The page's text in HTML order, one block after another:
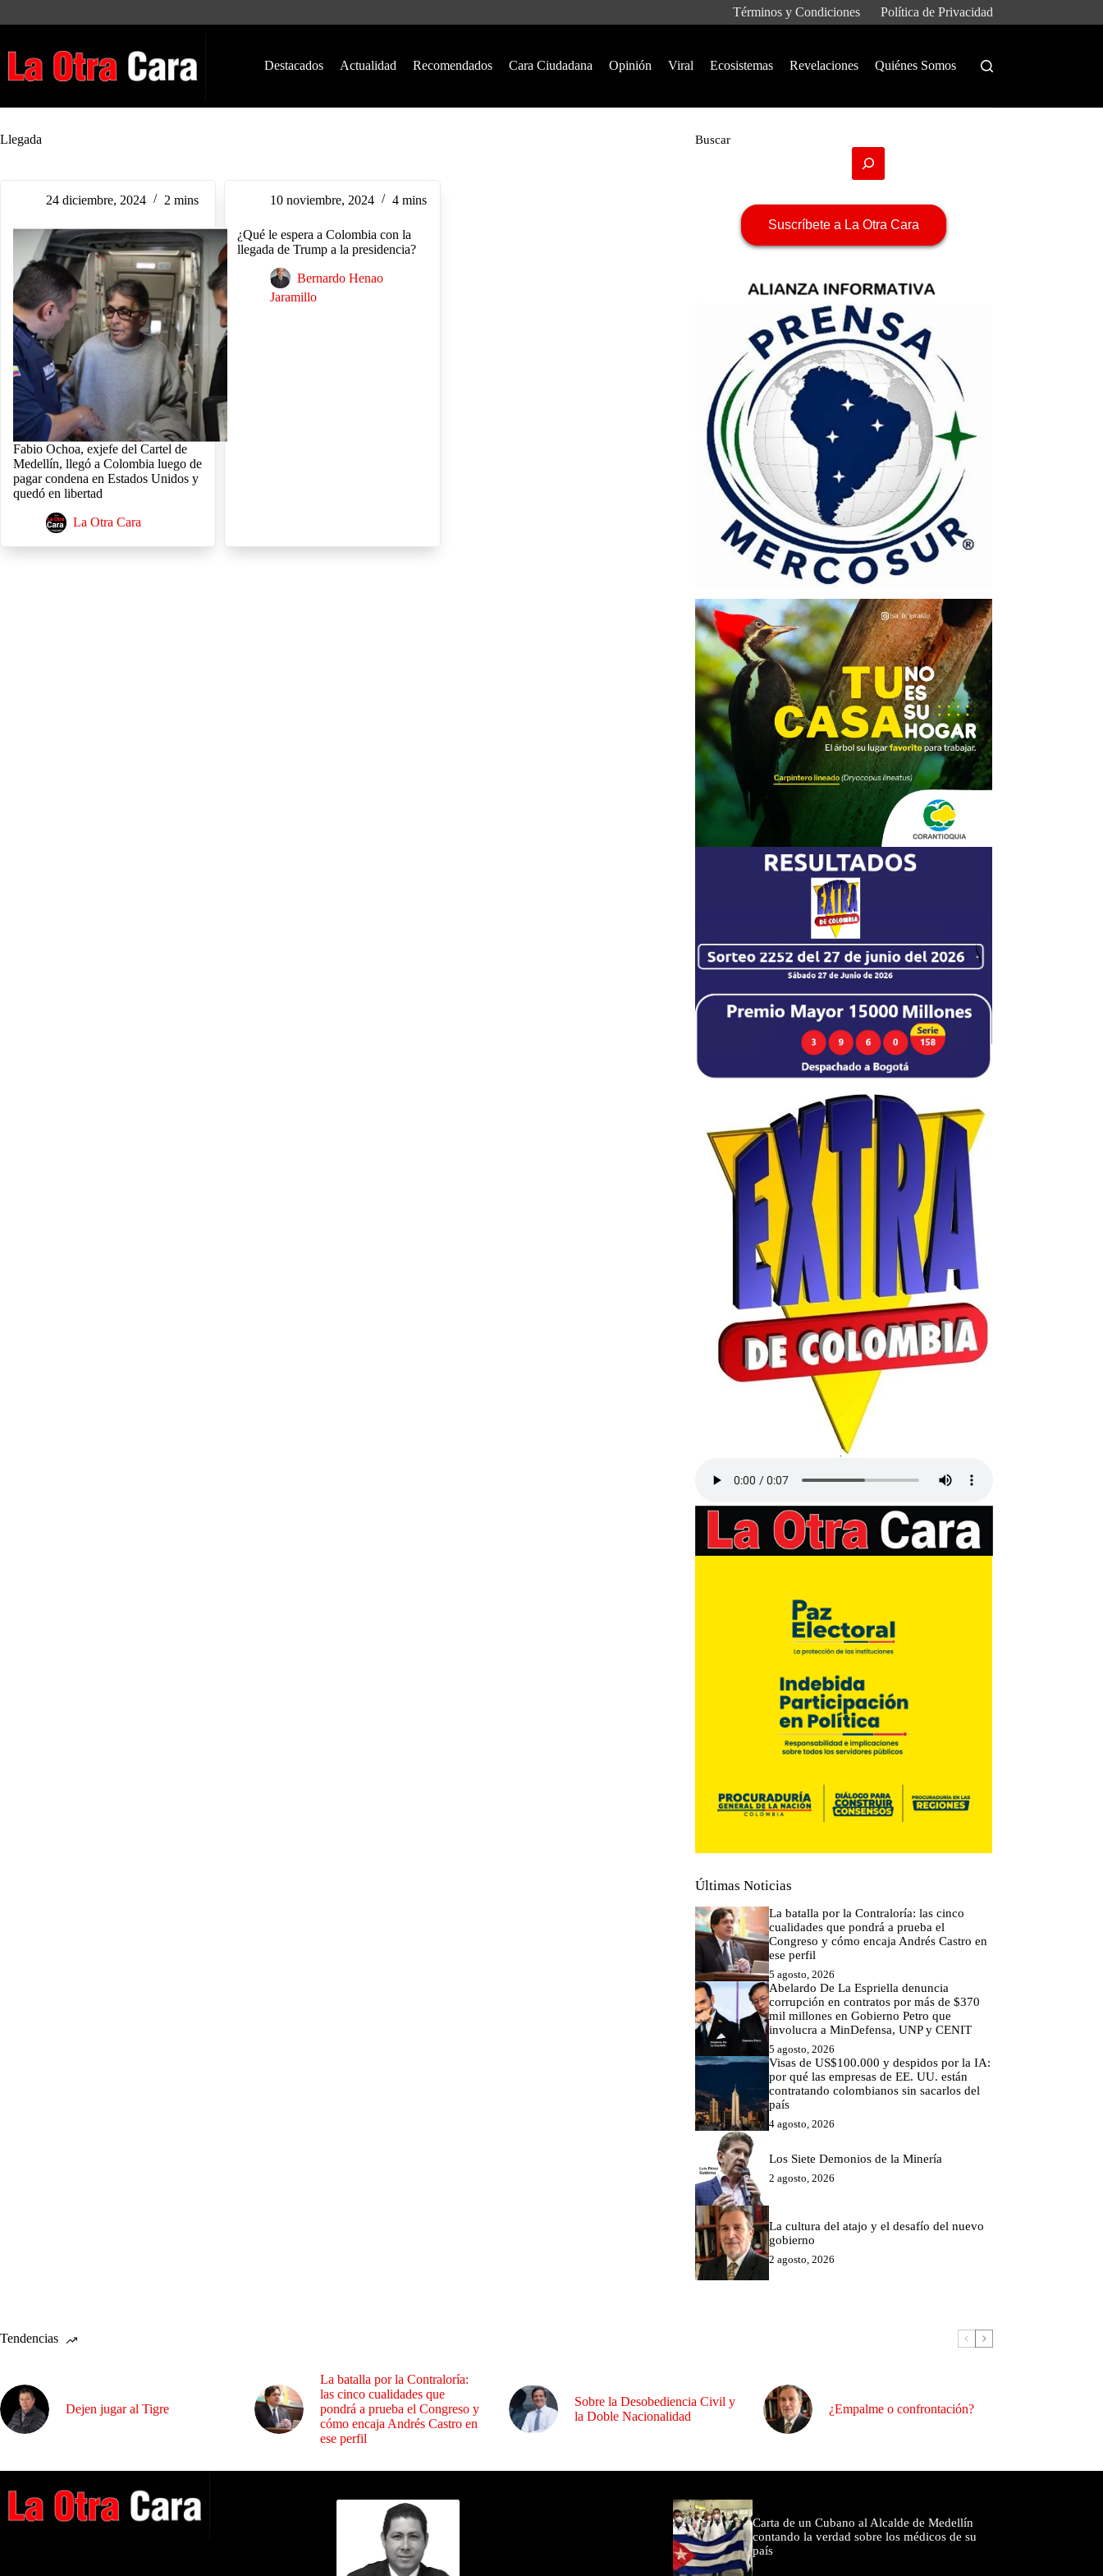
Términos y Condiciones Política de Privacidad
Destacados Actualidad Recomendados Cara Ciudadana Opinión Viral Ecosistemas Revelaciones Quiénes Somos
Llegada
24 diciembre, 2024 2 mins
Fabio Ochoa, exjefe del Cartel de
Medellín, llegó a Colombia luego de
pagar condena en Estados Unidos y
quedó en libertad
La Otra Cara
10 noviembre, 2024 4 mins
¿Qué le espera a Colombia con la
llegada de Trump a la presidencia?
Bernardo Henao
Jaramillo
Buscar
Suscríbete a La Otra Cara
Últimas Noticias
La batalla por la Contraloría: las cinco
cualidades que pondrá a prueba el
Congreso y cómo encaja Andrés Castro en
ese perfil
5 agosto, 2026
Abelardo De La Espriella denuncia
corrupción en contratos por más de $370
mil millones en Gobierno Petro que
involucra a MinDefensa, UNP y CENIT
5 agosto, 2026
Visas de US$100.000 y despidos por la IA:
por qué las empresas de EE. UU. están
contratando colombianos sin sacarlos del
país
4 agosto, 2026
Los Siete Demonios de la Minería
2 agosto, 2026
La cultura del atajo y el desafío del nuevo
gobierno
2 agosto, 2026
Tendencias
Dejen jugar al Tigre
La batalla por la Contraloría:
las cinco cualidades que
pondrá a prueba el Congreso y
cómo encaja Andrés Castro en
ese perfil
Sobre la Desobediencia Civil y
la Doble Nacionalidad
¿Empalme o confrontación?
Carta de un Cubano al Alcalde de Medellín
contando la verdad sobre los médicos de su
país